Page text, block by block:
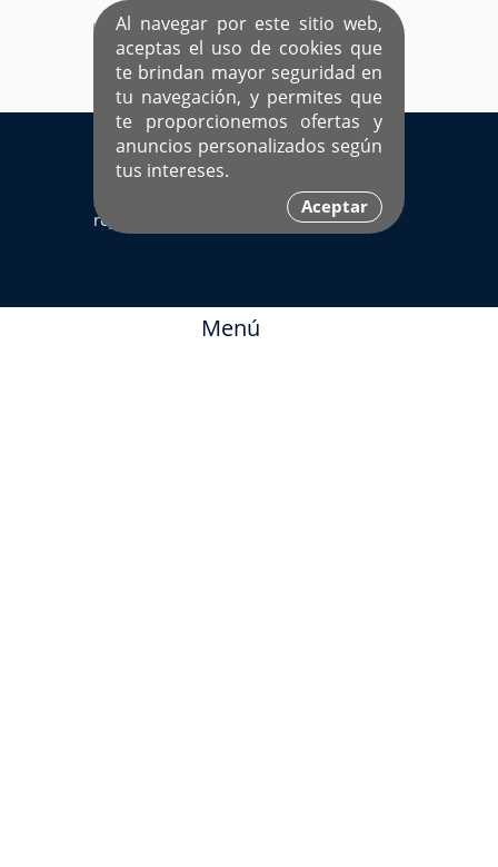
Al navegar por este sitio web,
aceptas el uso de cookies que
te brindan mayor seguridad en
tu navegación, y permites que
te proporcionemos ofertas y
anuncios personalizados según
tus intereses.
Aceptar
EL ÚNICO SITIO DEDICADO A SOLTEROS
HISPANOS COMO TÚ
Ingresa aquí
Sí ya estás
registrado
Menú